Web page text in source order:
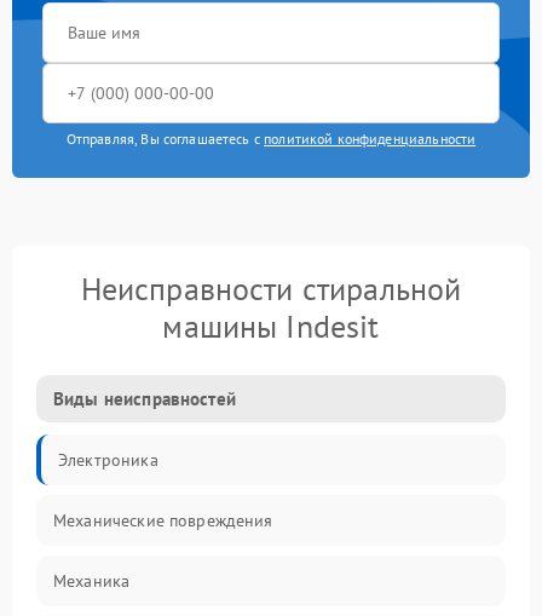
Отправляя, Вы соглашаетесь с политикой конфиденциальности
Неисправности стиральной
машины Indesit
Виды неисправностей
Электроника
Механические повреждения
Механика